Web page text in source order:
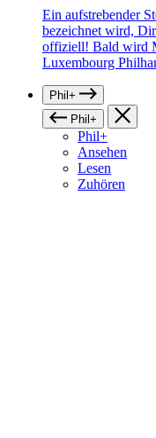
Ein aufstrebender
bezeichnet wird,
offiziell! Bald wird
Luxembourg
Phil+
Phil+
Phil+
Ansehen
Lesen
Zuhören